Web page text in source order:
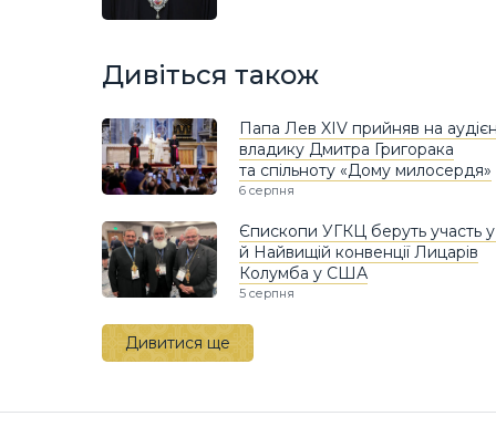
Дивіться також
Папа Лев XIV прийняв на
владику Дмитра Григорака
та спільноту «Дому милосердя»
6 серпня
Єпископи УГКЦ беруть участь
й Найвищій конвенції Лицарів
Колумба у США
5 серпня
Дивитися ще